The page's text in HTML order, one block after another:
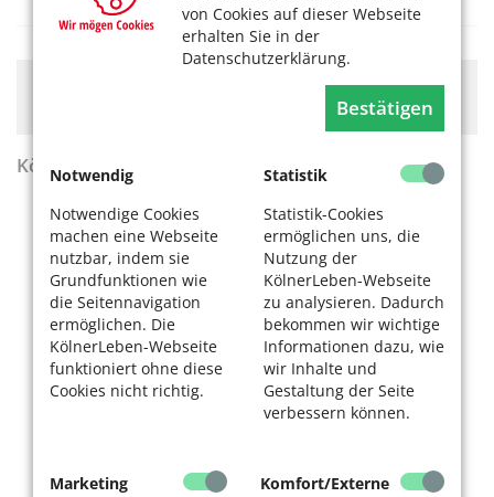
von Cookies auf dieser Webseite
erhalten Sie in der
Datenschutzerklärung.
Bestätigen
Notwendig
Notwendige Cookies
machen eine Webseite
nutzbar, indem sie
Grundfunktionen wie
die Seitennavigation
ermöglichen. Die
KölnerLeben-Webseite
funktioniert ohne diese
Cookies nicht richtig.
Statistik
Statistik-Cookies
ermöglichen uns, die
Nutzung der
KölnerLeben-Webseite
zu analysieren. Dadurch
bekommen wir wichtige
Informationen dazu, wie
wir Inhalte und
Gestaltung der Seite
verbessern können.
Marketing
Komfort/Externe
Hier könnte Werbung stehen, mit der wir uns
Cookie-Meldung.
KölnerLeben Sommer 2026